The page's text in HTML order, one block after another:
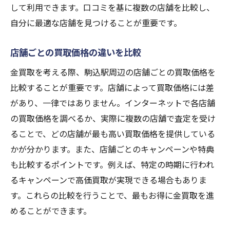
して利用できます。口コミを基に複数の店舗を比較し、
自分に最適な店舗を見つけることが重要です。
店舗ごとの買取価格の違いを比較
金買取を考える際、駒込駅周辺の店舗ごとの買取価格を
比較することが重要です。店舗によって買取価格には差
があり、一律ではありません。インターネットで各店舗
の買取価格を調べるか、実際に複数の店舗で査定を受け
ることで、どの店舗が最も高い買取価格を提供している
かが分かります。また、店舗ごとのキャンペーンや特典
も比較するポイントです。例えば、特定の時期に行われ
るキャンペーンで高価買取が実現できる場合もありま
す。これらの比較を行うことで、最もお得に金買取を進
めることができます。